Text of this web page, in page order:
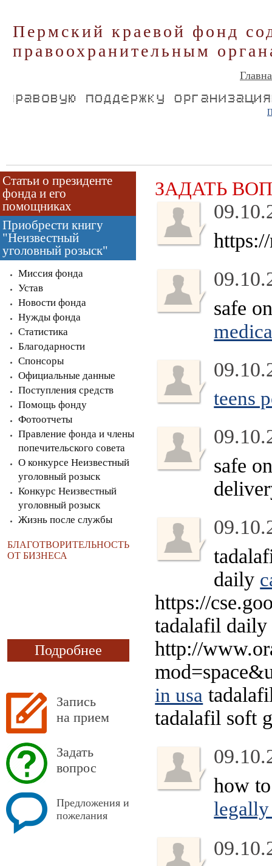
Пермский краевой фонд
правоохранительным
Статьи о президенте
фонда и его
помощниках
Приобрести книгу
"Неизвестный
уголовный розыск"
Миссия фонда
Устав
Новости фонда
Нужды фонда
Статистика
Благодарности
Спонсоры
Официальные данные
Поступления средств
Помощь фонду
Фотоотчеты
Правление фонда и члены
попечительского совета
О конкурсе Неизвестный
уголовный розыск
Конкурс Неизвестный
уголовный розыск
Жизнь после службы
БЛАГОТВОРИТЕЛЬНОСТЬ
ОТ БИЗНЕСА
Подробнее
Запись
на прием
Задать
вопрос
Предложения и
пожелания
ЗАДАТЬ
safe
teens
safe
daily
https://
tadalafil daily
http://
in usa
tadalafil soft
how